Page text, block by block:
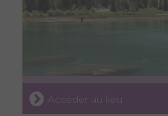
Accéder au lieu